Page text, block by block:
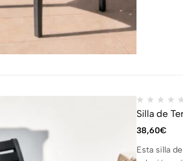
Silla de
38,60€
Esta silla